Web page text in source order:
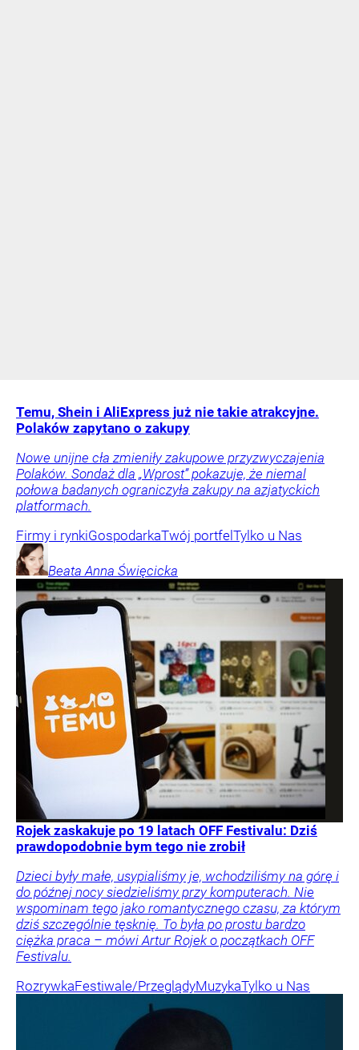
Temu, Shein i AliExpress już nie takie atrakcyjne.
Polaków zapytano o zakupy
Nowe unijne cła zmieniły zakupowe przyzwyczajenia
Polaków. Sondaż dla „Wprost” pokazuje, że niemal
połowa badanych ograniczyła zakupy na azjatyckich
platformach.
Firmy i rynkiGospodarkaTwój portfelTylko u Nas
Beata Anna Święcicka
Rojek zaskakuje po 19 latach OFF Festivalu: Dziś
prawdopodobnie bym tego nie zrobił
Dzieci były małe, usypialiśmy je, wchodziliśmy na górę i
do późnej nocy siedzieliśmy przy komputerach. Nie
wspominam tego jako romantycznego czasu, za którym
dziś szczególnie tęsknię. To była po prostu bardzo
ciężka praca – mówi Artur Rojek o początkach OFF
Festivalu.
RozrywkaFestiwale/PrzeglądyMuzykaTylko u Nas